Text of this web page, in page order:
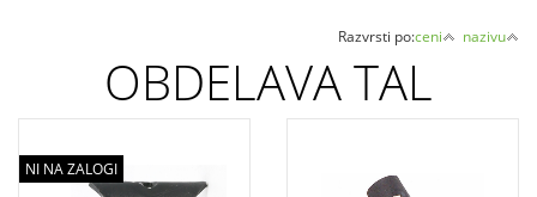
Razvrsti po:ceni nazivu
OBDELAVA TAL
NI NA ZALOGI